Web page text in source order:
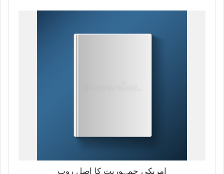
امریکی جمہوریت کا اصل روپ